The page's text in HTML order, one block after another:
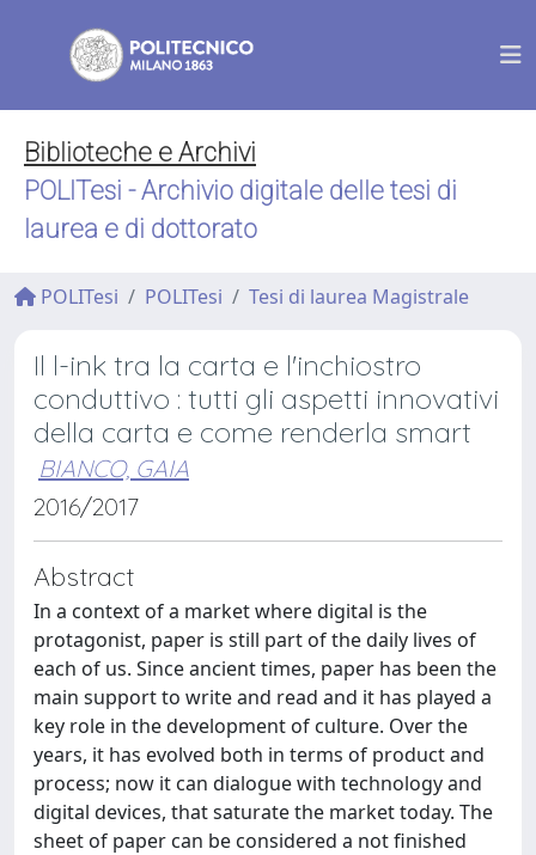
Biblioteche e Archivi
POLITesi - Archivio digitale delle tesi di
laurea e di dottorato
POLITesi POLITesi Tesi di laurea Magistrale
Il l-ink tra la carta e l'inchiostro
conduttivo : tutti gli aspetti innovativi
della carta e come renderla smart
BIANCO, GAIA
2016/2017
Abstract
In a context of a market where digital is the
protagonist, paper is still part of the daily lives of
each of us. Since ancient times, paper has been the
main support to write and read and it has played a
key role in the development of culture. Over the
years, it has evolved both in terms of product and
process; now it can dialogue with technology and
digital devices, that saturate the market today. The
sheet of paper can be considered a not finished